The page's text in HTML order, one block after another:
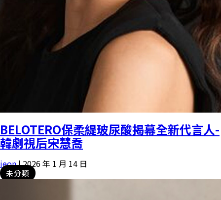
BELOTERO保柔緹玻尿酸揭幕全新代言人-
韓劇視后宋慧喬
ieon|2026 年 1 月 14 日
未分類